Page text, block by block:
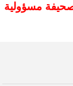
مسؤولية